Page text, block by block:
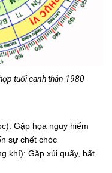
thân 1980
Gặp họa nguy hiểm
sự chết chóc
khí): Gặp xúi quẩy, bất